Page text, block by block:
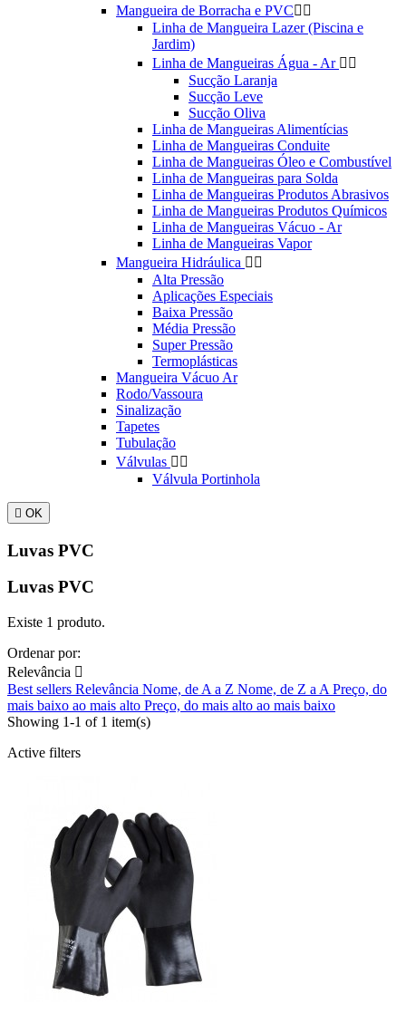
Mangueira de Borracha e PVC 
Linha de Mangueira Lazer (Piscina e
Jardim)
Linha de Mangueiras Água - Ar  
Sucção Laranja
Sucção Leve
Sucção Oliva
Linha de Mangueiras Alimentícias
Linha de Mangueiras Conduite
Linha de Mangueiras Óleo e Combustível
Linha de Mangueiras para Solda
Linha de Mangueiras Produtos Abrasivos
Linha de Mangueiras Produtos Químicos
Linha de Mangueiras Vácuo - Ar
Linha de Mangueiras Vapor
Mangueira Hidráulica  
Alta Pressão
Aplicações Especiais
Baixa Pressão
Média Pressão
Super Pressão
Termoplásticas
Mangueira Vácuo Ar
Rodo/Vassoura
Sinalização
Tapetes
Tubulação
Válvulas  
Válvula Portinhola
 OK
Luvas PVC
Luvas PVC
Existe 1 produto.
Ordenar por:
Relevância 
Best sellers Relevância Nome, de A a Z Nome, de Z a A Preço, do
mais baixo ao mais alto Preço, do mais alto ao mais baixo
Showing 1-1 of 1 item(s)
Active filters